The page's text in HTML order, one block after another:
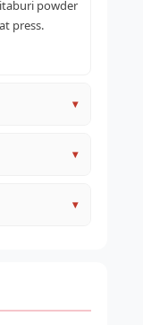
powder
press.
▾
▾
▾